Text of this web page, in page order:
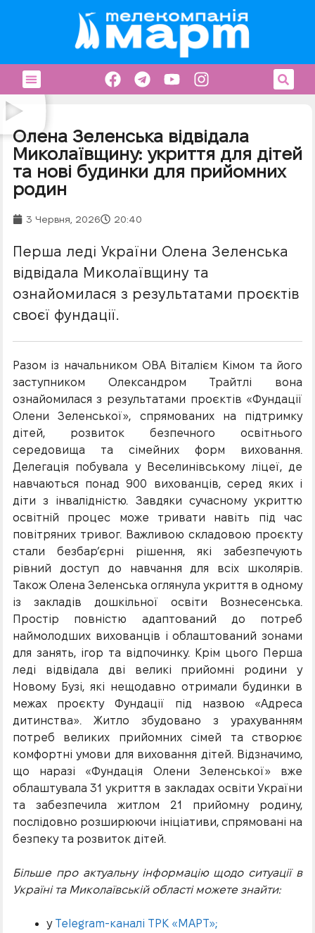
Олена Зеленська відвідала
Миколаївщину: укриття для дітей
та нові будинки для прийомних
родин
3 Червня, 2026 20:40
Перша леді України Олена Зеленська
відвідала Миколаївщину та
ознайомилася з результатами проєктів
своєї фундації.
Разом із начальником ОВА Віталієм Кімом та його
заступником Олександром Трайтлі вона
ознайомилася з результатами проєктів «Фундації
Олени Зеленської», спрямованих на підтримку
дітей, розвиток безпечного освітнього
середовища та сімейних форм виховання.
Делегація побувала у Веселинівському ліцеї, де
навчаються понад 900 вихованців, серед яких і
діти з інвалідністю. Завдяки сучасному укриттю
освітній процес може тривати навіть під час
повітряних тривог. Важливою складовою проєкту
стали безбар’єрні рішення, які забезпечують
рівний доступ до навчання для всіх школярів.
Також Олена Зеленська оглянула укриття в одному
із закладів дошкільної освіти Вознесенська.
Простір повністю адаптований до потреб
наймолодших вихованців і облаштований зонами
для занять, ігор та відпочинку. Крім цього Перша
леді відвідала дві великі прийомні родини у
Новому Бузі, які нещодавно отримали будинки в
межах проєкту Фундації під назвою «Адреса
дитинства». Житло збудовано з урахуванням
потреб великих прийомних сімей та створює
комфортні умови для виховання дітей. Відзначимо,
що наразі «Фундація Олени Зеленської» вже
облаштувала 31 укриття в закладах освіти України
та забезпечила житлом 21 прийомну родину,
послідовно розширюючи ініціативи, спрямовані на
безпеку та розвиток дітей.
Більше про актуальну інформацію щодо ситуації в
Україні та Миколаївській області можете знайти:
у Telegram-каналі ТРК «МАРТ»;